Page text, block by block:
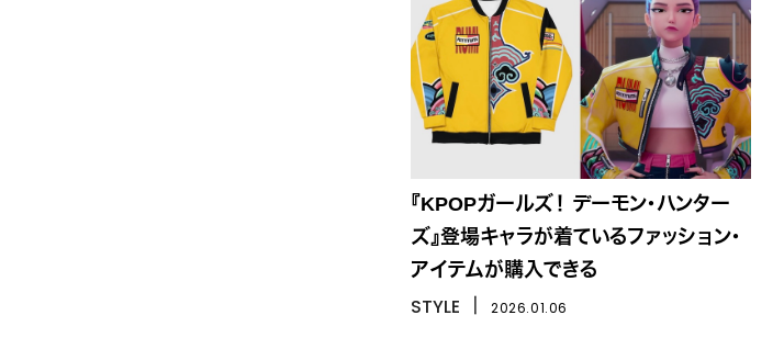
『KPOPガールズ！ デーモン・ハンター
ズ』登場キャラが着ているファッション・
アイテムが購入できる
STYLE 2026.01.06